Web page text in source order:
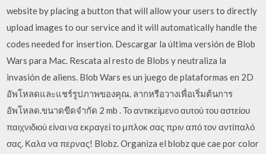
website by placing a button that will allow your users to directly
upload images to our service and it will automatically handle the
codes needed for insertion. Descargar la última versión de Blob
Wars para Mac. Rescata al resto de Blobs y neutraliza la
invasión de aliens. Blob Wars es un juego de plataformas en 2D
อัพโหลดและแชร์รูปภาพของคุณ. ลากหรือวางเพื่อเริ่มต้นการ
อัพโหลด.ขนาดขีดจำกัด 2 mb . Το αντικείμενο αυτού του αστείου
παιχνιδιού είναι να εκραγεί το μπλοκ σας πριν από τον αντίπαλό
σας. Καλα να περνας! Blobz. Organiza el blobz que cae por color